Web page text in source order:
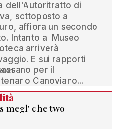
dell'Autoritratto di
sottoposto a
affiora un secondo
Intanto al Museo
arriverà
E sui rapporti
per il
Canoviano...
megl' che two